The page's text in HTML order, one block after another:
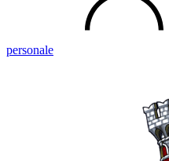
personale